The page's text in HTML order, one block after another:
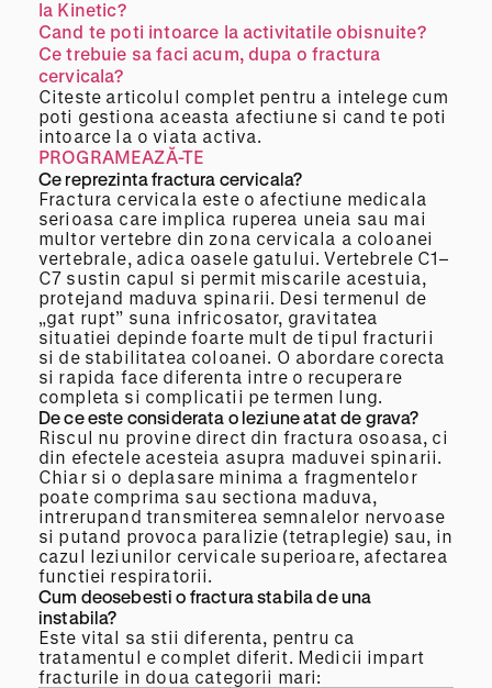
la Kinetic?
Cand te poti intoarce la activitatile obisnuite?
Ce trebuie sa faci acum, dupa o fractura
cervicala?
Citeste articolul complet pentru a intelege cum
poti gestiona aceasta afectiune si cand te poti
intoarce la o viata activa.
PROGRAMEAZĂ-TE
Ce reprezinta fractura cervicala?
Fractura cervicala este o afectiune medicala
serioasa care implica ruperea uneia sau mai
multor vertebre din zona cervicala a coloanei
vertebrale, adica oasele gatului. Vertebrele C1–
C7 sustin capul si permit miscarile acestuia,
protejand maduva spinarii. Desi termenul de
„gat rupt” suna infricosator, gravitatea
situatiei depinde foarte mult de tipul fracturii
si de stabilitatea coloanei. O abordare corecta
si rapida face diferenta intre o recuperare
completa si complicatii pe termen lung.
De ce este considerata o leziune atat de grava?
Riscul nu provine direct din fractura osoasa, ci
din efectele acesteia asupra maduvei spinarii.
Chiar si o deplasare minima a fragmentelor
poate comprima sau sectiona maduva,
intrerupand transmiterea semnalelor nervoase
si putand provoca paralizie (tetraplegie) sau, in
cazul leziunilor cervicale superioare, afectarea
functiei respiratorii.
Cum deosebesti o fractura stabila de una
instabila?
Este vital sa stii diferenta, pentru ca
tratamentul e complet diferit. Medicii impart
fracturile in doua categorii mari: